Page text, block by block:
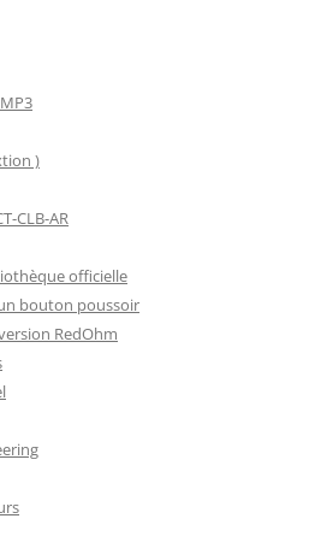
)
CLB-AR
officielle
bouton poussoir
RedOhm